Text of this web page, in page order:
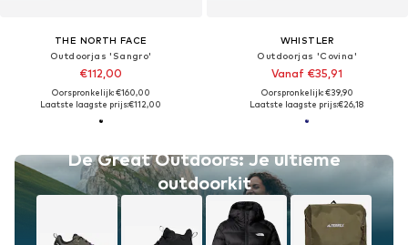
THE NORTH FACE
Outdoorjas 'Sangro'
€112,00
Oorspronkelijk: €160,00
Laatste laagste prijs:€112,00
WHISTLER
Outdoorjas 'Covina'
Vanaf €35,91
Oorspronkelijk: €39,90
Laatste laagste prijs:€26,18
De Great Outdoors: Je ultieme
outdoorkit